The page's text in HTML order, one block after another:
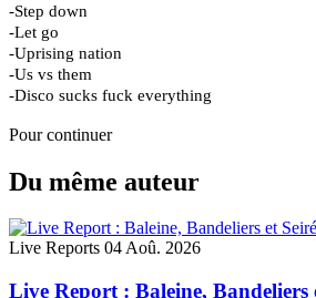
-Step down
-Let go
-Uprising nation
-Us vs them
-Disco sucks fuck everything
Pour continuer
Du même auteur
Live Reports 04 Aoû. 2026
Live Report : Baleine, Bandeliers